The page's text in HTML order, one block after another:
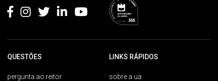
QUESTÕES
pergunta ao reitor
LINKS RÁPIDOS
sobre a ua